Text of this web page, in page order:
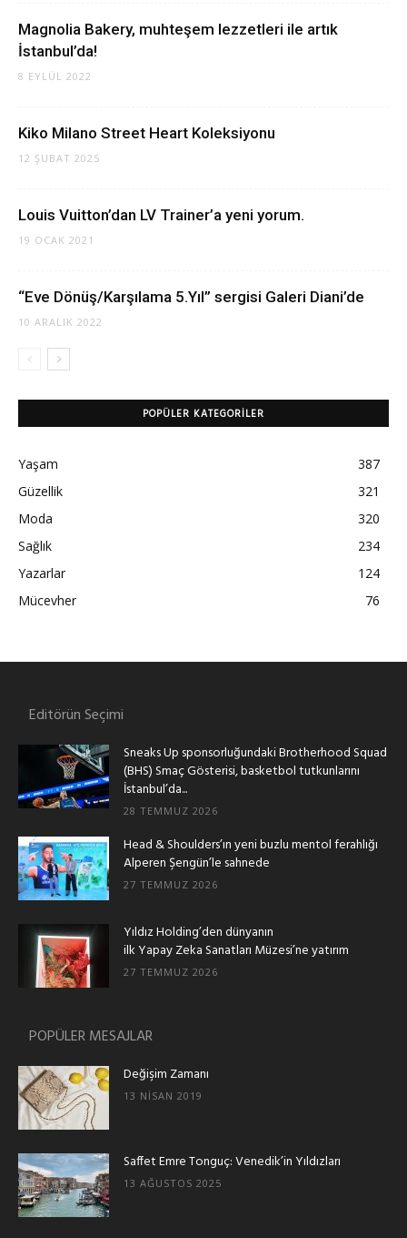
Magnolia Bakery, muhteşem lezzetleri ile artık
İstanbul’da!
8 EYLÜL 2022
Kiko Milano Street Heart Koleksiyonu
12 ŞUBAT 2025
Louis Vuitton’dan LV Trainer’a yeni yorum.
19 OCAK 2021
“Eve Dönüş/Karşılama 5.Yıl” sergisi Galeri Diani’de
10 ARALIK 2022
POPÜLER KATEGORILER
Yaşam
387
Güzellik
321
Moda
320
Sağlık
234
Yazarlar
124
Mücevher
76
Editörün Seçimi
Sneaks Up sponsorluğundaki Brotherhood Squad
(BHS) Smaç Gösterisi, basketbol tutkunlarını
İstanbul’da...
28 TEMMUZ 2026
Head & Shoulders’ın yeni buzlu mentol ferahlığı
Alperen Şengün’le sahnede
27 TEMMUZ 2026
Yıldız Holding’den dünyanın
ilk Yapay Zeka Sanatları Müzesi’ne yatırım
27 TEMMUZ 2026
POPÜLER MESAJLAR
Değişim Zamanı
13 NISAN 2019
Saffet Emre Tonguç: Venedik’in Yıldızları
13 AĞUSTOS 2025